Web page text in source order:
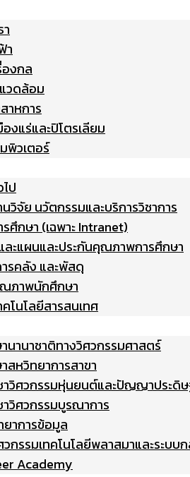
า
องกล
วดล้อม
าหการ
งแร่และปิโตรเลียม
พิวเตอร์
ป
วิจัย นวัตกรรมและบริการวิชาการ
ศึกษา (เฉพาะ Intranet)
ละแผนและประกันคุณภาพการศึกษา
รคลัง และพัสดุ
ภาพนักศึกษา
โนโลยีสารสนเทศ
นานาชาติทางวิศวกรรมศาสตร์
สหวิทยาการสาขา
าวิศวกรรมหุ่นยนต์และปัญญาประดิ
าวิศวกรรมบูรณาการ
ยาการข้อมูล
วกรรมเทคโนโลยีพลาสมาและระบบ
Academy